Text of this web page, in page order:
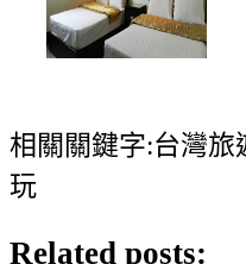
相關關鍵字:台灣旅
玩
Related posts: